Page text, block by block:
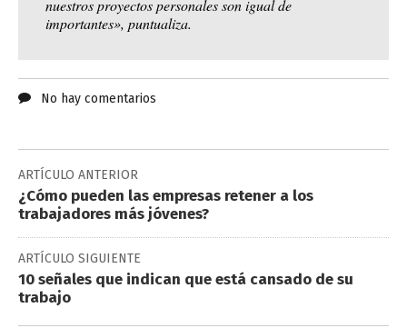
nuestros proyectos personales son igual de
importantes», puntualiza.
No hay comentarios
ARTÍCULO ANTERIOR
¿Cómo pueden las empresas retener a los
trabajadores más jóvenes?
ARTÍCULO SIGUIENTE
10 señales que indican que está cansado de su
trabajo